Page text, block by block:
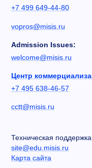
+7 499 649-44-80
vopros@misis.ru
Admission Issues:
welcome@misis.ru
Центр
+7 495 638-46-57
cctt@misis.ru
Техническая
site@edu.misis.ru
Карта сайта